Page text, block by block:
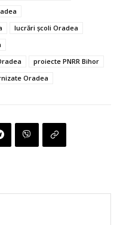
lucrări școli Oradea
proiecte PNRR Bihor
Oradea